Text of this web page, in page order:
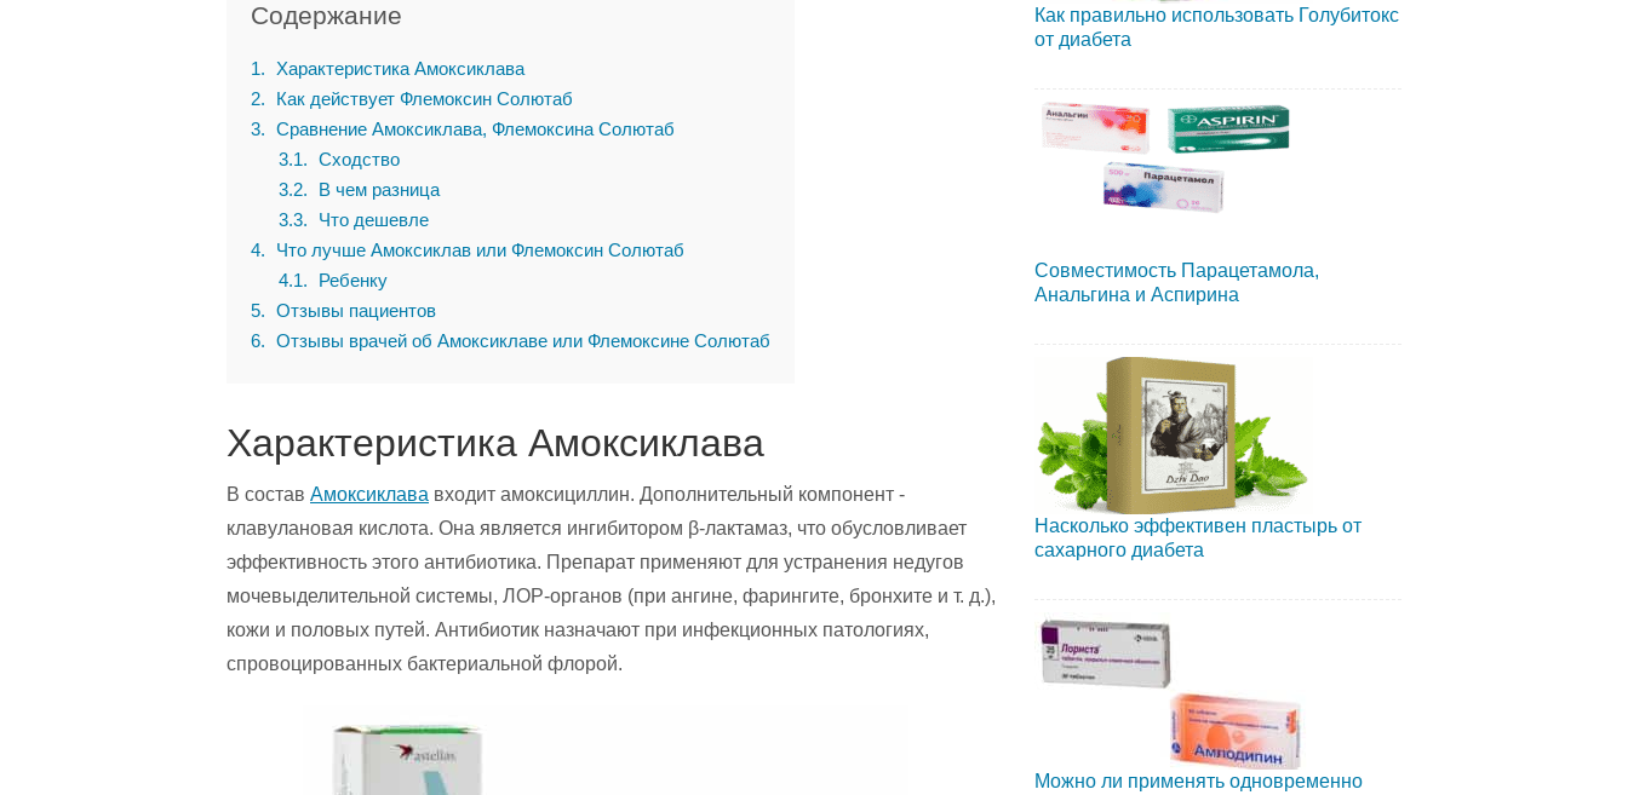
Содержание
1
Характеристика Амоксиклава
2
Как действует Флемоксин Солютаб
3
Сравнение Амоксиклава, Флемоксина Солютаб
3.1
Сходство
3.2
В чем разница
3.3
Что дешевле
4
Что лучше Амоксиклав или Флемоксин Солютаб
4.1
Ребенку
5
Отзывы пациентов
6
Отзывы врачей об Амоксиклаве или Флемоксине Солютаб
Характеристика Амоксиклава
В состав Амоксиклава входит амоксициллин. Дополнительный компонент -
клавулановая кислота. Она является ингибитором β-лактамаз, что обусловливает
эффективность этого антибиотика. Препарат применяют для устранения недугов
мочевыделительной системы, ЛОР-органов (при ангине, фарингите, бронхите и т. д.),
кожи и половых путей. Антибиотик назначают при инфекционных патологиях,
спровоцированных бактериальной флорой.
Как правильно использовать Голубитокс
от диабета
Совместимость Парацетамола,
Анальгина и Аспирина
Насколько эффективен пластырь от
сахарного диабета
Можно ли применять одновременно